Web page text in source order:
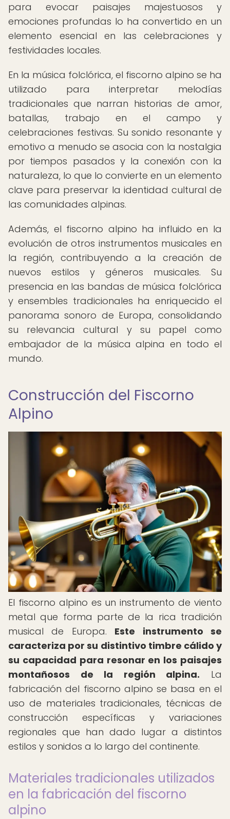
para evocar paisajes majestuosos y
emociones profundas lo ha convertido en un
elemento esencial en las celebraciones y
festividades locales.
En la música folclórica, el fiscorno alpino se ha
utilizado para interpretar melodías
tradicionales que narran historias de amor,
batallas, trabajo en el campo y
celebraciones festivas. Su sonido resonante y
emotivo a menudo se asocia con la nostalgia
por tiempos pasados y la conexión con la
naturaleza, lo que lo convierte en un elemento
clave para preservar la identidad cultural de
las comunidades alpinas.
Además, el fiscorno alpino ha influido en la
evolución de otros instrumentos musicales en
la región, contribuyendo a la creación de
nuevos estilos y géneros musicales. Su
presencia en las bandas de música folclórica
y ensembles tradicionales ha enriquecido el
panorama sonoro de Europa, consolidando
su relevancia cultural y su papel como
embajador de la música alpina en todo el
mundo.
Construcción del Fiscorno
Alpino
El fiscorno alpino es un instrumento de viento
metal que forma parte de la rica tradición
musical de Europa. Este instrumento se
caracteriza por su distintivo timbre cálido y
su capacidad para resonar en los paisajes
montañosos de la región alpina. La
fabricación del fiscorno alpino se basa en el
uso de materiales tradicionales, técnicas de
construcción específicas y variaciones
regionales que han dado lugar a distintos
estilos y sonidos a lo largo del continente.
Materiales tradicionales utilizados
en la fabricación del fiscorno
alpino